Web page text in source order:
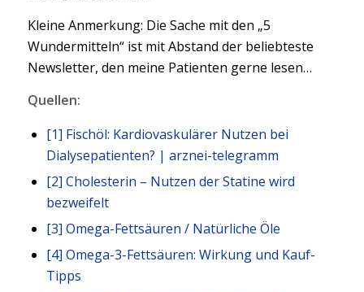
Kleine Anmerkung: Die Sache mit den „5
Wundermitteln“ ist mit Abstand der beliebteste
Newsletter, den meine Patienten gerne lesen…
Quellen:
[1] Fischöl: Kardiovaskulärer Nutzen bei
Dialysepatienten? | arznei-telegramm
[2] Cholesterin – Nutzen der Statine wird
bezweifelt
[3] Omega-Fettsäuren / Natürliche Öle
[4] Omega-3-Fettsäuren: Wirkung und Kauf-
Tipps